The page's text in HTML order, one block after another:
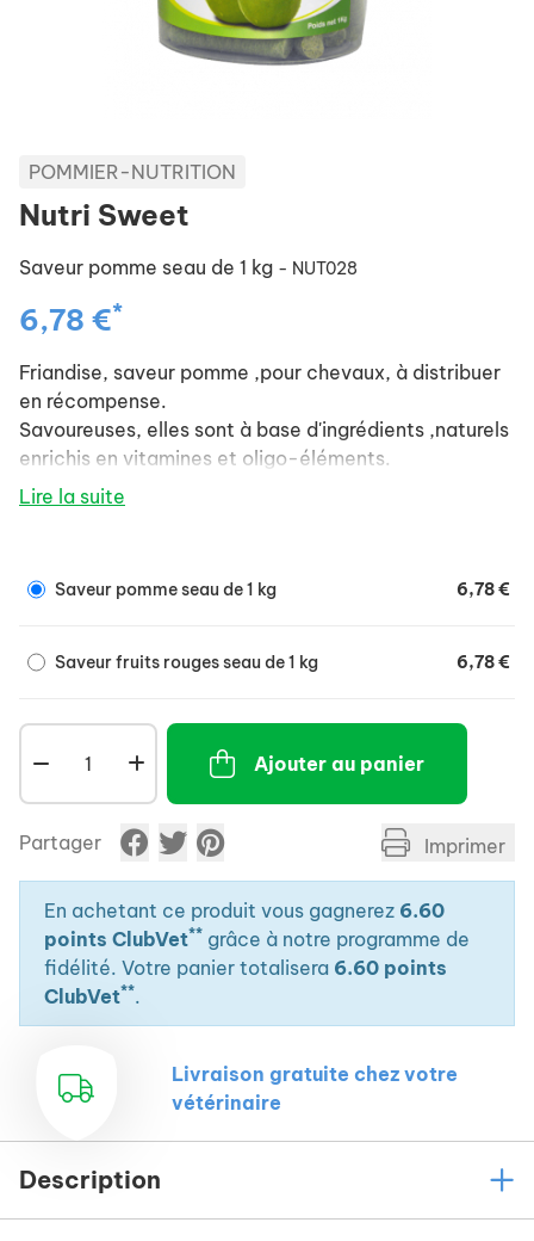
POMMIER-NUTRITION
Nutri Sweet
Saveur pomme seau de 1 kg - NUT028
6,78 €*
Friandise, saveur pomme ,pour chevaux, à distribuer
en récompense.
Savoureuses, elles sont à base d'ingrédients ,naturels
enrichis en vitamines et oligo-éléments.
Composition : Maï,s, orge floconnée, carottes, maï,s
bière.
Lire la suite
Saveur pomme seau de 1 kg 6,78 €
Saveur fruits rouges seau de 1 kg 6,78 €
Ajouter au panier
Partager Imprimer
En achetant ce produit vous gagnerez 6.60
points ClubVet** grâce à notre programme de
fidélité. Votre panier totalisera 6.60 points
ClubVet**.
Livraison gratuite chez votre
vétérinaire
Description